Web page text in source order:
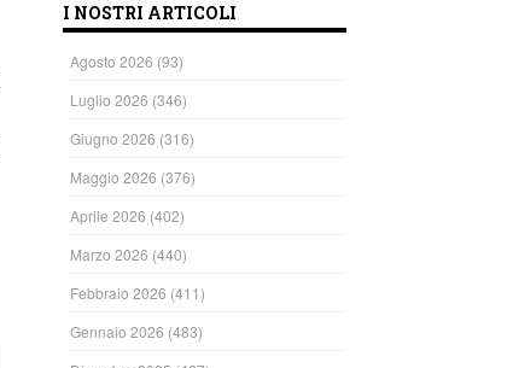
I NOSTRI ARTICOLI
Agosto 2026 (93)
Luglio 2026 (346)
Giugno 2026 (316)
Maggio 2026 (376)
Aprile 2026 (402)
Marzo 2026 (440)
Febbraio 2026 (411)
Gennaio 2026 (483)